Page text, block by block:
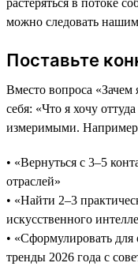
можно следовать
Поставьте
Вместо вопроса
себя: «Что я хочу
измеримыми.
• «Вернуться с 3–5
отраслей»
• «Найти 2–3
искусственного
• «Сформулировать для
тренды 2026 года с